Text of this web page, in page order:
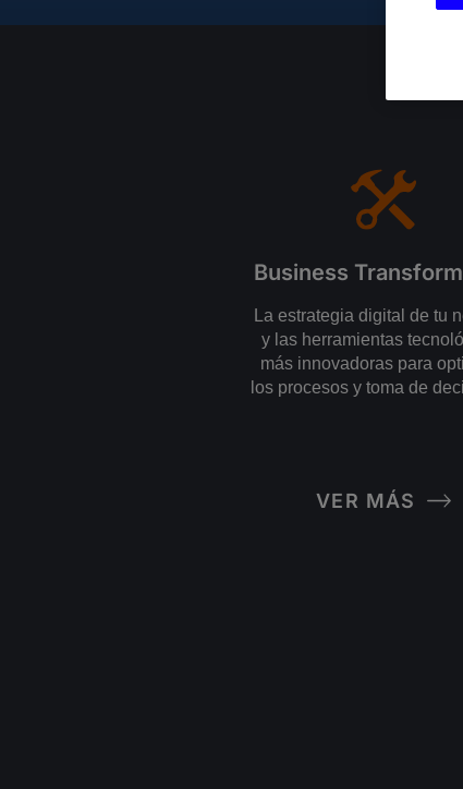
Business
La estrategia digital de tu
y las herramientas
más innovadoras para
los procesos y toma de
VER MÁS